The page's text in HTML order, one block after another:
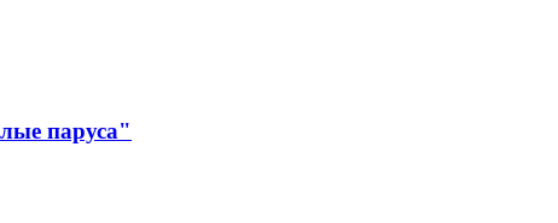
паруса"